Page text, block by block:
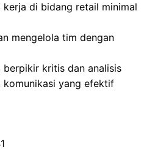
kerja di bidang retail minimal
mengelola tim dengan
berpikir kritis dan analisis
komunikasi yang efektif